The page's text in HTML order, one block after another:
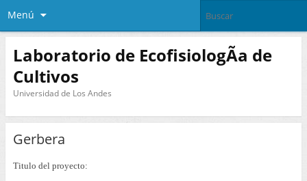
Menú
Laboratorio de EcofisiologÃ­a de
Cultivos
Universidad de Los Andes
Gerbera
Titulo del proyecto: